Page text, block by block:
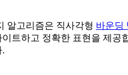
알고리즘은 직사각형 바운딩
트하고 정확한 표현을 제
.